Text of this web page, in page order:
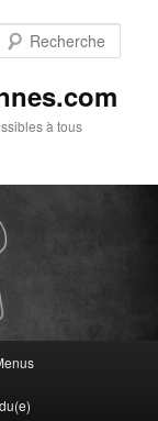
à tous